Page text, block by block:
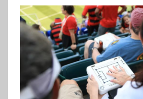
書
館
參
考